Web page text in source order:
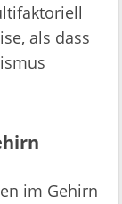
als dass
im Gehirn